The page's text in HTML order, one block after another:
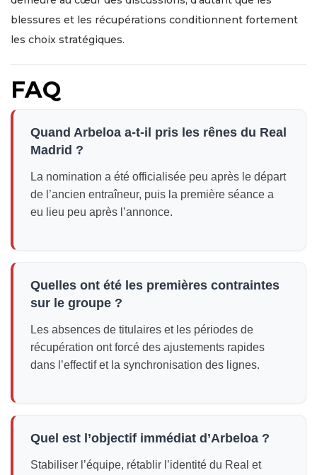
blessures et les récupérations conditionnent fortement
les choix stratégiques.
FAQ
Quand Arbeloa a-t-il pris les rênes du Real
Madrid ?
La nomination a été officialisée peu après le départ
de l’ancien entraîneur, puis la première séance a
eu lieu peu après l’annonce.
Quelles ont été les premières contraintes
sur le groupe ?
Les absences de titulaires et les périodes de
récupération ont forcé des ajustements rapides
dans l’effectif et la synchronisation des lignes.
Quel est l’objectif immédiat d’Arbeloa ?
Stabiliser l’équipe, rétablir l’identité du Real et